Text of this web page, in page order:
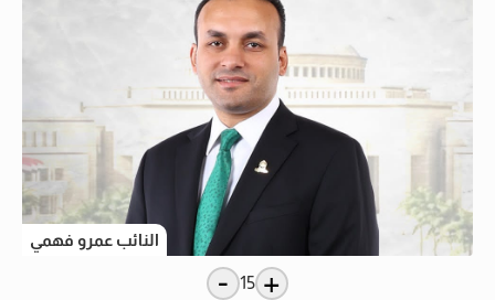
النائب عمرو فهمي
+
15
-